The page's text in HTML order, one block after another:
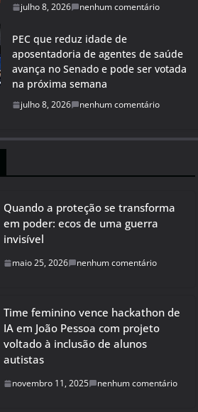
julho 8, 2026 nenhum comentário
PEC que reduz idade de
aposentadoria de agentes de saúde
avança no Senado e pode ser votada
na próxima semana
julho 8, 2026 nenhum comentário
Quando a proteção se transforma
em poder: ecos de uma guerra
invisível
maio 25, 2026 nenhum comentário
Time feminino vence hackathon de
IA em João Pessoa com projeto
voltado à inclusão de alunos
autistas
novembro 11, 2025 nenhum comentário